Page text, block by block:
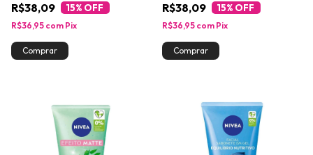
R$38,09 15% OFF
R$36,95 com Pix
R$38,09 15% OFF
R$36,95 com Pix